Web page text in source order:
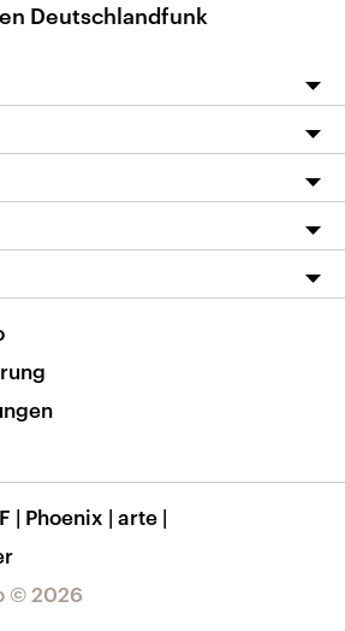
Deutschlandfunk
auf dlf.de
App
© 2026
| Phoenix | arte |